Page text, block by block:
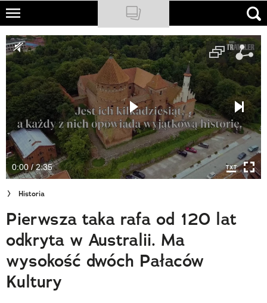
Skip
main
content
NATIONAL GEOGRAPHIC
TRAVELER
PODCASTY
Sklep
Newsletter
Cuda Polski
Wielki Konkurs Fotograficzny
Trendbook Podróżniczy
Polecane
0:00 / 2:35
Historia
Pierwsza taka rafa od 120 lat
odkryta w Australii. Ma
wysokość dwóch Pałaców
Kultury